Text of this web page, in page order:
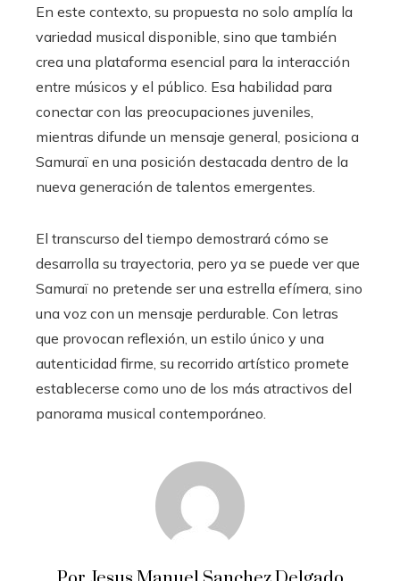
En este contexto, su propuesta no solo amplía la
variedad musical disponible, sino que también
crea una plataforma esencial para la interacción
entre músicos y el público. Esa habilidad para
conectar con las preocupaciones juveniles,
mientras difunde un mensaje general, posiciona a
Samuraï en una posición destacada dentro de la
nueva generación de talentos emergentes.
El transcurso del tiempo demostrará cómo se
desarrolla su trayectoria, pero ya se puede ver que
Samuraï no pretende ser una estrella efímera, sino
una voz con un mensaje perdurable. Con letras
que provocan reflexión, un estilo único y una
autenticidad firme, su recorrido artístico promete
establecerse como uno de los más atractivos del
panorama musical contemporáneo.